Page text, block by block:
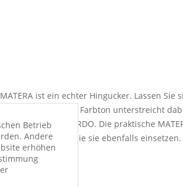
ist ein echter Hingucker. Lassen Sie
anthrazitfarbene Farbton unterstreicht
- mit LEONARDO. Die praktische
können Sie sie ebenfalls einsetzen.
Betrieb
Andere
erhöhen